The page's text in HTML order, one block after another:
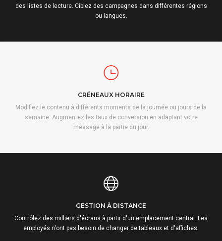
des listes de lecture. Ciblez des campagnes dans différentes régions
ou langues.
CRÉNEAUX HORAIRE
Modifiez le contenu à différents moments de la journée ou jours de la
semaine. Augmentez les taux de conversion en adaptant votre
message à la partie du jour.
GESTION À DISTANCE
Contrôlez des milliers d'écrans à partir d'un emplacement central. Les
employés n'ont pas besoin de changer de tableaux et d'affiches.